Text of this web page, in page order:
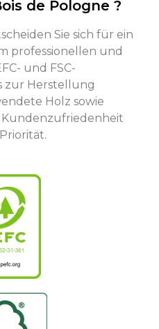
de Pologne ?
Sie sich für ein
professionellen und
und FSC-
zur Herstellung
Holz sowie